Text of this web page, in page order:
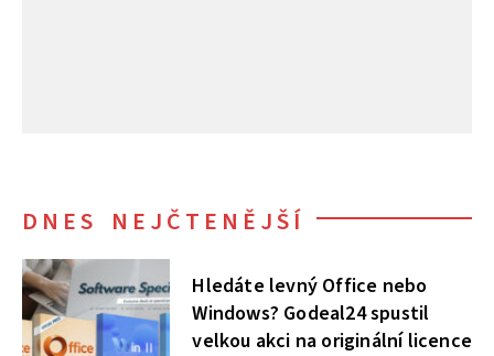
DNES NEJČTENĚJŠÍ
Hledáte levný Office nebo
Windows? Godeal24 spustil
velkou akci na originální licence